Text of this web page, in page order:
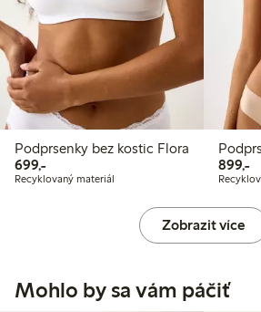
Podprsenky bez kostic Flora
699,-699,00 Kč
Recyklovaný materiál
899,-
Zobrazit více
Mohlo by sa vám páčiť